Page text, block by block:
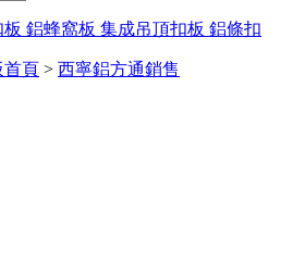
鋁蜂窩板 集成吊頂扣板 鋁條扣
首頁 > 西寧鋁方通銷售